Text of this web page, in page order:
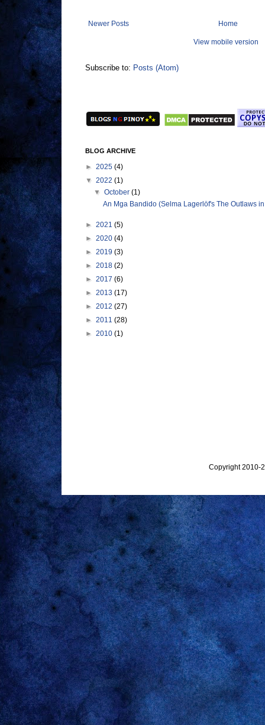
Newer Posts Home
View mobile version
Subscribe to: Posts (Atom)
BLOG ARCHIVE
► 2025 (4)
▼ 2022 (1)
▼October(1)
An Mga Bandido (Selma Lagerlöf's The Outlaws in
► 2021 (5)
► 2020 (4)
► 2019 (3)
► 2018 (2)
► 2017 (6)
► 2013 (17)
► 2012 (27)
► 2011 (28)
► 2010 (1)
Copyright 2010-